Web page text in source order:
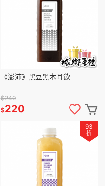
《澎沛》黑豆黑木耳飲
$240
$220
93
折